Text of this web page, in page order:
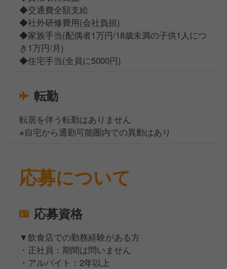
◆交通費全額支給
◆社外研修費用(会社負担)
◆家族手当(配偶者1万円/18歳未満の子供1人につ
き1万円/月)
◆住宅手当(全員に5000円)
転勤
転居を伴う転勤はありません
※自宅から通勤可能圏内での異動はあり
応募について
応募資格
▼飲食店での勤務経験がある方
・正社員：期間は問いません
・アルバイト：2年以上